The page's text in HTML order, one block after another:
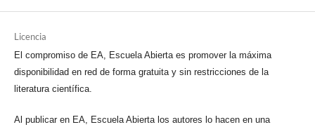
Licencia
El compromiso de EA, Escuela Abierta es promover la máxima
disponibilidad en red de forma gratuita y sin restricciones de la
literatura científica.
Al publicar en EA, Escuela Abierta los autores lo hacen en una